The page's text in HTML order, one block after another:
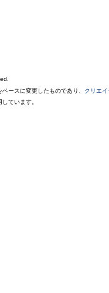
ースに変更したものであり、 クリエ
しています。